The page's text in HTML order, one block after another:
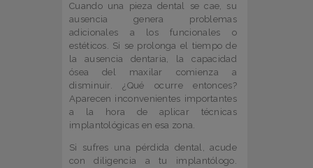
Cuando una pieza dental se cae, su
ausencia genera problemas
adicionales a los funcionales o
estéticos. Si se prolonga el tiempo de
la ausencia dentaria, la capacidad
ósea del maxilar comienza a
disminuir. ¿Qué ocurre entonces?
Aparecen inconvenientes importantes
a la hora de aplicar técnicas
implantológicas en esa zona.
Si sufres una pérdida dental, acude
con diligencia a tu implantólogo.